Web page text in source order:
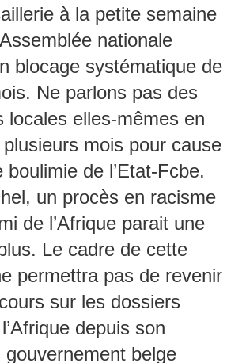
à la petite semaine
nationale
blocage systématique de
Ne parlons pas des
locales elles-mêmes en
mois pour cause
boulimie de l’Etat-Fcbe.
un procès en racisme
de l’Afrique parait une
Le cadre de cette
permettra pas de revenir
sur les dossiers
depuis son
gouvernement belge